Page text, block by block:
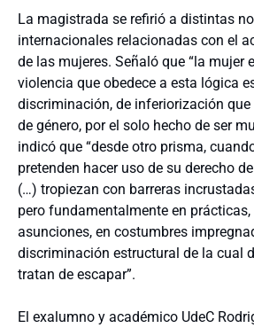
La magistrada se refirió a distintas
internacionales relacionadas con el
de las mujeres. Señaló que “la mujer
violencia que obedece a esta lógica
discriminación, de inferiorización que
de género, por el solo hecho de ser
indicó que “desde otro prisma,
pretenden hacer uso de su derecho
(…) tropiezan con barreras
pero fundamentalmente en prácticas,
asunciones, en costumbres
discriminación estructural de la cual
tratan de escapar”.
El exalumno y académico UdeC